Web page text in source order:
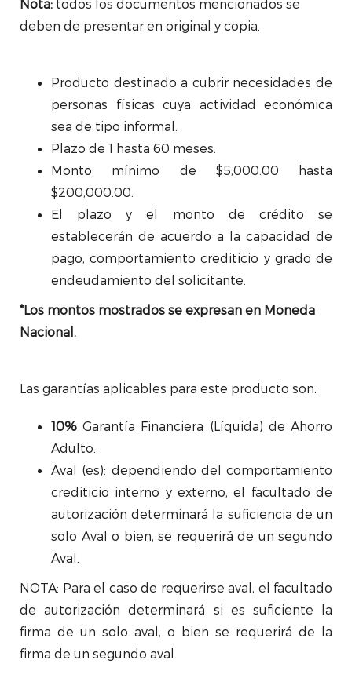
Nota: todos los documentos mencionados se
deben de presentar en original y copia.
Producto destinado a cubrir necesidades de
personas físicas cuya actividad económica
sea de tipo informal.
Plazo de 1 hasta 60 meses.
Monto mínimo de $5,000.00 hasta
$200,000.00.
El plazo y el monto de crédito se
establecerán de acuerdo a la capacidad de
pago, comportamiento crediticio y grado de
endeudamiento del solicitante.
*Los montos mostrados se expresan en Moneda
Nacional.
Las garantías aplicables para este producto son:
10% Garantía Financiera (Líquida) de Ahorro
Adulto.
Aval (es): dependiendo del comportamiento
crediticio interno y externo, el facultado de
autorización determinará la suficiencia de un
solo Aval o bien, se requerirá de un segundo
Aval.
NOTA: Para el caso de requerirse aval, el facultado
de autorización determinará si es suficiente la
firma de un solo aval, o bien se requerirá de la
firma de un segundo aval.